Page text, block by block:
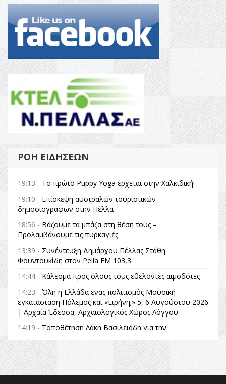
ΡΟΉ ΕΙΔΉΣΕΩΝ
19:13 - Το πρώτο Puppy Yoga έρχεται στην Χαλκιδική!
19:10 - Επίσκεψη αυστραλών τουριστικών
δημοσιογράφων στην Πέλλα
18:56 - Βάζουμε τα μπάζα στη θέση τους –
Προλαμβάνουμε τις πυρκαγιές
13:39 - Συνέντευξη Δημάρχου Πέλλας Στάθη
Φουντουκίδη στον Pella FM 103,3
14:44 - Κάλεσμα προς όλους τους εθελοντές αιμοδότες
14:23 - Όλη η Ελλάδα ένας πολιτισμός Μουσική
εγκατάσταση Πόλεμος και «Ειρήνη;» 5, 6 Αυγούστου 2026
| Αρχαία Έδεσσα, Αρχαιολογικός Χώρος Λόγγου
14:19 - Τοποθέτηση Λάκη Βασιλειάδη για την
θεσμικές διαδικασίες υπάρχει μόνο η ευθύνη απέναντι
στις επόμενες γενιές»
16:35 -Το πρόγραμμα του ΠΑΟΚ στον δεύτερο γύρο του